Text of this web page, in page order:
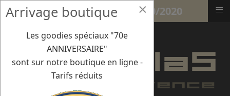
×
Arrivage boutique
Les goodies spéciaux "70e
ANNIVERSAIRE"
sont sur notre boutique en ligne -
Tarifs réduits
Dans le vent des hélices 5/10/2020 ≡